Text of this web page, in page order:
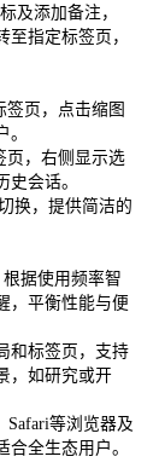
及添加备注，
至指定标签页，
签页，点击缩图
页，右侧显示选
会话。
换，提供简洁的
根据使用频率智
，平衡性能与便
和标签页，支持
，如研究或开
Safari等浏览器及
合全生态用户。